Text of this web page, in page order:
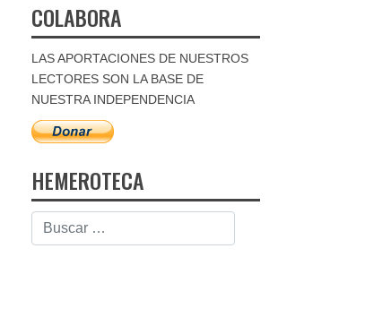
COLABORA
LAS APORTACIONES DE NUESTROS
LECTORES SON LA BASE DE
NUESTRA INDEPENDENCIA
HEMEROTECA